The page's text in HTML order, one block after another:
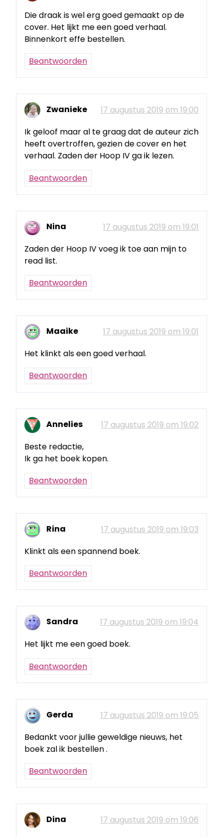
Die draak is wel erg goed gemaakt op de
cover. Het lijkt me een goed verhaal.
Binnenkort effe bestellen.
Beantwoorden
Zwanieke
17 augustus 2019 om 19:00
Ik geloof maar al te graag dat de auteur zich
heeft overtroffen, gezien de cover en het
verhaal. Zaden der Hoop IV ga ik lezen.
Beantwoorden
Nina
17 augustus 2019 om 19:01
Zaden der Hoop IV voeg ik toe aan mijn to
read list.
Beantwoorden
Maaike
17 augustus 2019 om 19:01
Het klinkt als een goed verhaal.
Beantwoorden
Annelies
17 augustus 2019 om 19:02
Beste redactie,
Ik ga het boek kopen.
Beantwoorden
Rina
17 augustus 2019 om 19:03
Klinkt als een spannend boek.
Beantwoorden
Sandra
17 augustus 2019 om 19:04
Het lijkt me een goed boek.
Beantwoorden
Gerda
17 augustus 2019 om 19:05
Bedankt voor jullie geweldige nieuws, het
boek zal ik bestellen .
Beantwoorden
Dina
17 augustus 2019 om 19:06